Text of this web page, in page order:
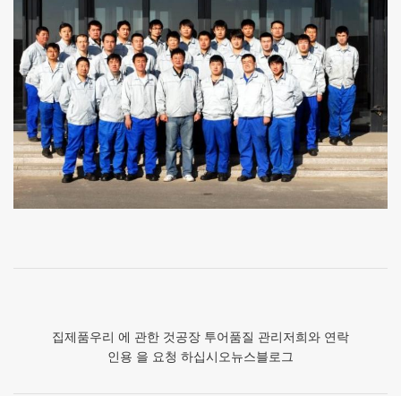
집제품우리 에 관한 것공장 투어품질 관리저희와 연락
인용 을 요청 하십시오뉴스블로그